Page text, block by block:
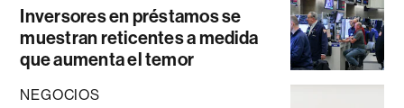
Inversores en préstamos se
muestran reticentes a medida
que aumenta el temor
NEGOCIOS